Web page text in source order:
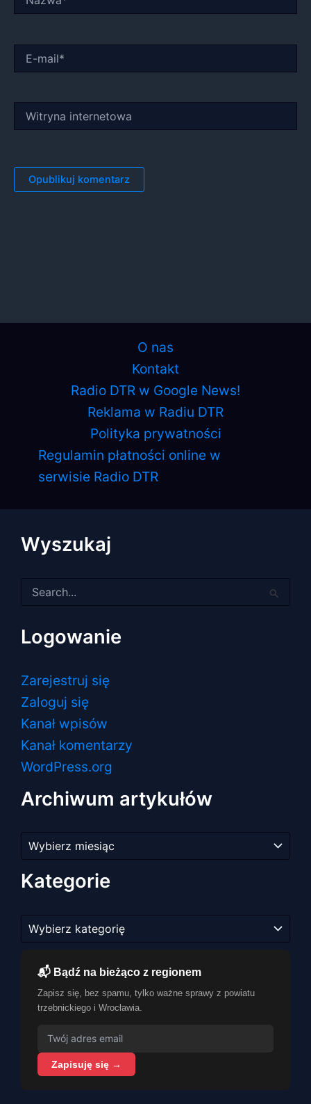
mail*
internetowa
O nas
Kontakt
Radio DTR w Google News!
Reklama w Radiu DTR
Polityka prywatności
Regulamin płatności online w
serwisie Radio DTR
Wyszukaj
dla:
Logowanie
Zarejestruj się
Zaloguj się
Kanał wpisów
Kanał komentarzy
WordPress.org
Archiwum artykułów
artykułów
Kategorie
📬 Bądź na bieżąco z regionem
Zapisz się, bez spamu, tylko ważne sprawy z powiatu
trzebnickiego i Wrocławia.
Zapisuję się →